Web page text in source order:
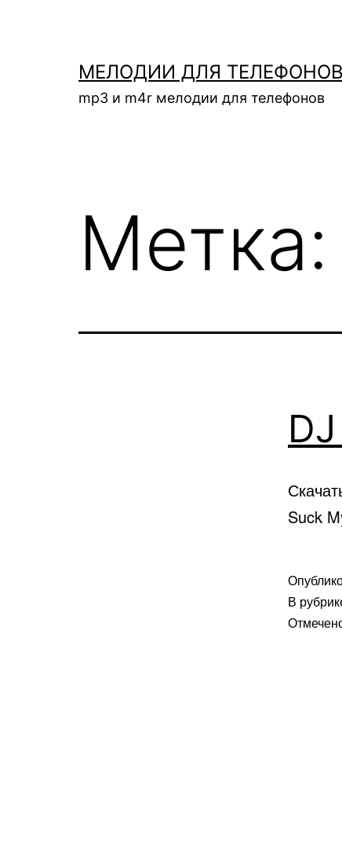
содержимомуМЕЛОДИИ ДЛЯ ТЕЛЕФОНОВ
mp3 и m4r мелодии для телефонов
Метка:
Suck
В